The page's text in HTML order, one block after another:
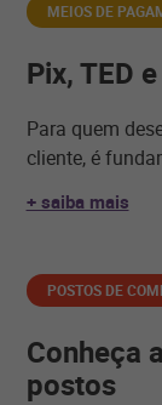
MEIOS DE
Pix, TED
Para quem
cliente, é
+ saiba mais
POSTOS DE
Conheça
postos